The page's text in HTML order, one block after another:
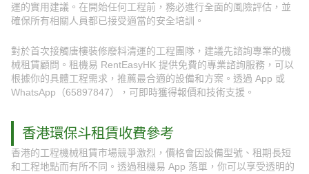
運的實用建議。在開始任何工程前，務必進行全面的風險評估，並
確保所有相關人員都已接受適當的安全培訓。
對於首次接觸唐樓裝修廢料清運的工程團隊，建議先諮詢專業的機
械租賃顧問。租機易 RentEasyHK 提供免費的專業諮詢服務，可以
根據你的具體工程需求，推薦最合適的設備和方案。透過 App 或
WhatsApp（65897847），可即時獲得報價和技術支援。
香港環保斗租賃收費參考
香港的工程機械租賃市場競爭激烈，價格會因設備型號、租期長短
和工程地點而有所不同。透過租機易 App 落單，你可以享受透明的